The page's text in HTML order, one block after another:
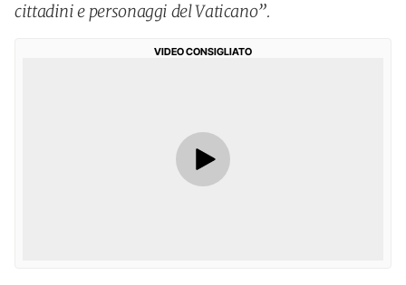
cittadini e personaggi del Vaticano”.
VIDEO CONSIGLIATO